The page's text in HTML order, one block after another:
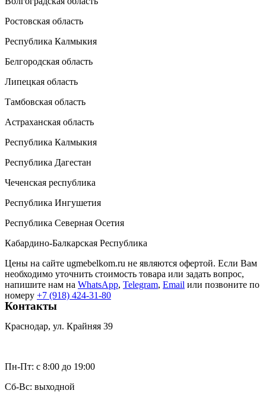
Ростовская область
Республика Калмыкия
Белгородская область
Липецкая область
Тамбовская область
Астраханская область
Республика Калмыкия
Республика Дагестан
Чеченская республика
Республика Ингушетия
Республика Северная Осетия
Кабардино-Балкарская Республика
Цены на сайте ugmebelkom.ru не являются офертой. Если Вам
необходимо уточнить стоимость товара или задать вопрос,
напишите нам на WhatsApp, Telegram, Email или позвоните по
номеру +7 (918) 424-31-80
Контакты
Краснодар, ул. Крайняя 39
Пн-Пт: c 8:00 до 19:00
Сб-Вс: выходной